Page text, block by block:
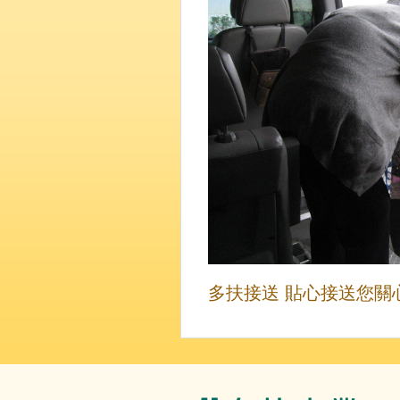
多扶接送 貼心接送您關